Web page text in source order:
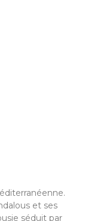
et ses
séduit par